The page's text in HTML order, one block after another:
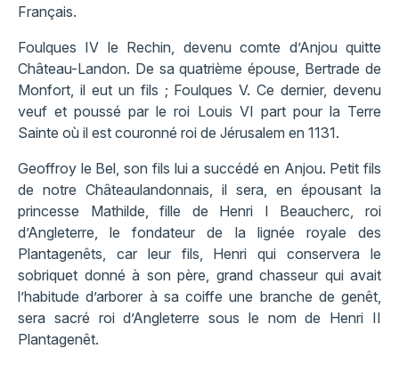
Français.
Foulques IV le Rechin, devenu comte d’Anjou quitte
Château-Landon. De sa quatrième épouse, Bertrade de
Monfort, il eut un fils ; Foulques V. Ce dernier, devenu
veuf et poussé par le roi Louis VI part pour la Terre
Sainte où il est couronné roi de Jérusalem en 1131.
Geoffroy le Bel, son fils lui a succédé en Anjou. Petit fils
de notre Châteaulandonnais, il sera, en épousant la
princesse Mathilde, fille de Henri I Beaucherc, roi
d’Angleterre, le fondateur de la lignée royale des
Plantagenêts, car leur fils, Henri qui conservera le
sobriquet donné à son père, grand chasseur qui avait
l’habitude d’arborer à sa coiffe une branche de genêt,
sera sacré roi d’Angleterre sous le nom de Henri II
Plantagenêt.